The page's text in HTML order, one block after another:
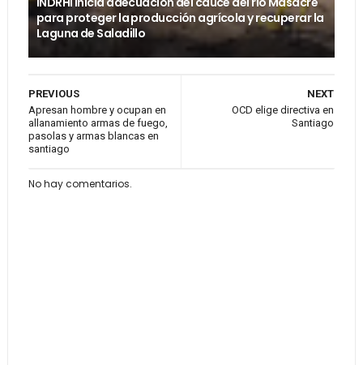
para proteger la producción agrícola y recuperar la
Laguna de Saladillo
NEXT
OCD elige directiva en
Santiago
PREVIOUS
Apresan hombre y ocupan en
allanamiento armas de fuego,
pasolas y armas blancas en
santiago
No hay comentarios.